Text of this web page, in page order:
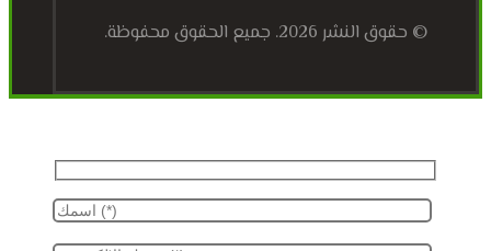
© حقوق النشر 2026. جميع الحقوق محفوظة.